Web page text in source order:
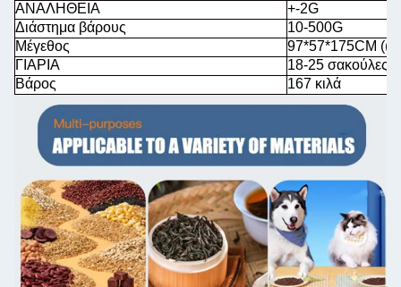
ΑΝΑΛΗΘΕΙΑ
+-2G
Διάστημα βάρους
10-500G
Μέγεθος
97*57*175CM
ΓΙΑΡΙΑ
18-25 σακούλες /
Βάρος
167 κιλά